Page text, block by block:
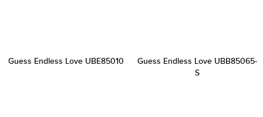
Guess Endless Love UBE85010
Guess Endless Love UBB85065-
S